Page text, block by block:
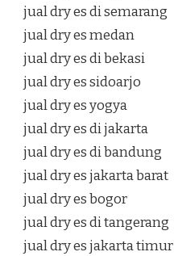
jual dry es di semarang
jual dry es medan
jual dry es di bekasi
jual dry es sidoarjo
jual dry es yogya
jual dry es di jakarta
jual dry es di bandung
jual dry es jakarta barat
jual dry es bogor
jual dry es di tangerang
jual dry es jakarta timur